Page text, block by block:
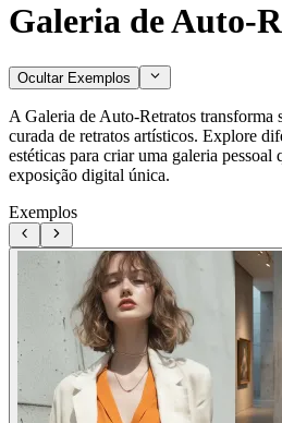
Galeria de Auto-
Ocultar Exemplos
A Galeria de Auto-Retratos transforma
curada de retratos artísticos. Explore
estéticas para criar uma galeria pessoal
exposição digital única.
Exemplos